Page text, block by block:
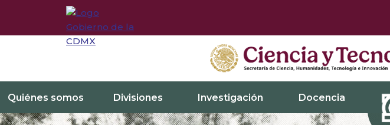
Quiénes somos Divisiones Investigación Docencia